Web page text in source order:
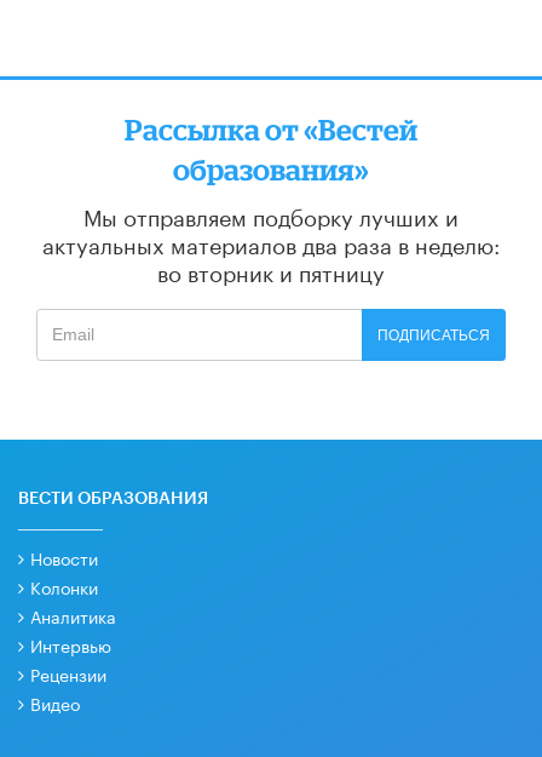
Рассылка от «Вестей
образования»
Мы отправляем подборку лучших и
актуальных материалов два раза в неделю:
во вторник и пятницу
ПОДПИСАТЬСЯ
ВЕСТИ ОБРАЗОВАНИЯ
Новости
Колонки
Аналитика
Интервью
Рецензии
Видео